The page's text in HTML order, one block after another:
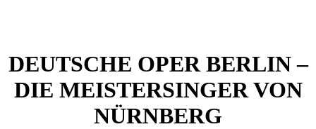
DEUTSCHE OPER BERLIN –
DIE MEISTERSINGER VON
NÜRNBERG